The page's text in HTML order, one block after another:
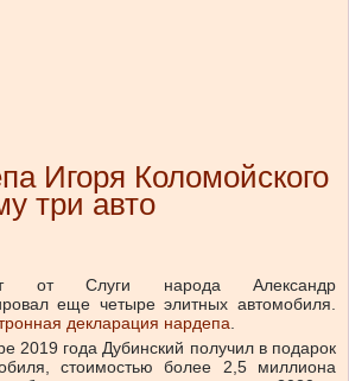
Игоря Коломойского
три авто
от Слуги народа Александр
еще четыре элитных автомобиля.
декларация нардепа.
2019 года Дубинский получил в подарок
стоимостью более 2,5 миллиона